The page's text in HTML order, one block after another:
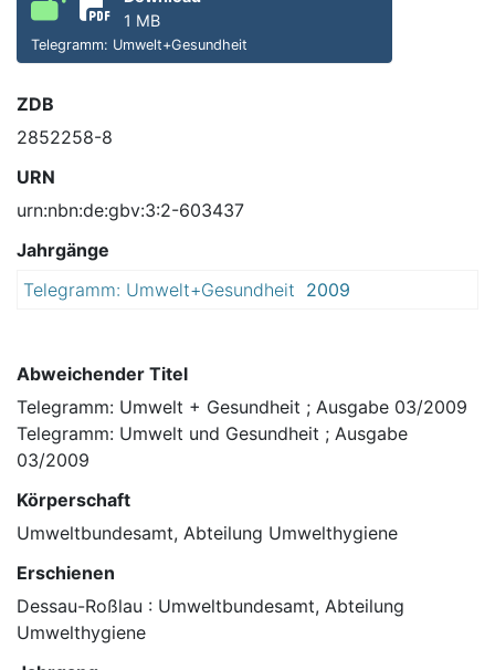
1 MB
Telegramm: Umwelt+Gesundheit
ZDB
2852258-8
URN
urn:nbn:de:gbv:3:2-603437
Jahrgänge
Telegramm: Umwelt+Gesundheit 2009
Abweichender Titel
Telegramm: Umwelt + Gesundheit ; Ausgabe 03/2009
Telegramm: Umwelt und Gesundheit ; Ausgabe
03/2009
Körperschaft
Umweltbundesamt, Abteilung Umwelthygiene
Erschienen
Dessau-Roßlau : Umweltbundesamt, Abteilung
Umwelthygiene